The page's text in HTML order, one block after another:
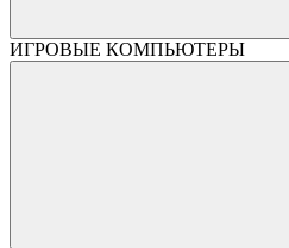
ИГРОВЫЕ КОМПЬЮТЕРЫ